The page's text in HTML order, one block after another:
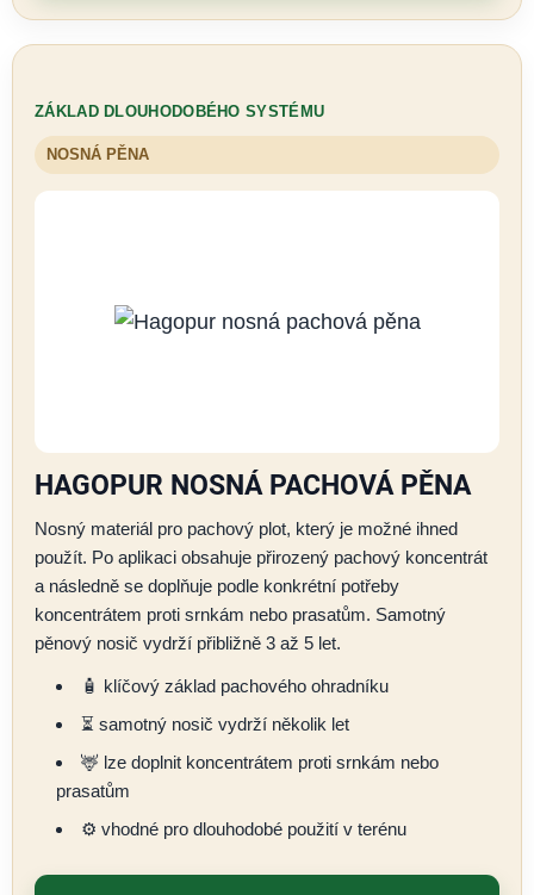
ZÁKLAD DLOUHODOBÉHO SYSTÉMU
NOSNÁ PĚNA
HAGOPUR NOSNÁ PACHOVÁ PĚNA
Nosný materiál pro pachový plot, který je možné ihned
použít. Po aplikaci obsahuje přirozený pachový koncentrát
a následně se doplňuje podle konkrétní potřeby
koncentrátem proti srnkám nebo prasatům. Samotný
pěnový nosič vydrží přibližně 3 až 5 let.
🧴 klíčový základ pachového ohradníku
⏳ samotný nosič vydrží několik let
🦌 lze doplnit koncentrátem proti srnkám nebo
prasatům
⚙️ vhodné pro dlouhodobé použití v terénu